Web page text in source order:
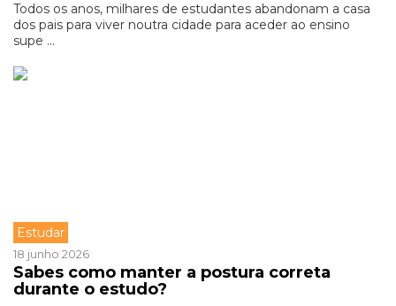
Todos os anos, milhares de estudantes abandonam a casa
dos pais para viver noutra cidade para aceder ao ensino
supe ...
Estudar
18 junho 2026
Sabes como manter a postura correta
durante o estudo?